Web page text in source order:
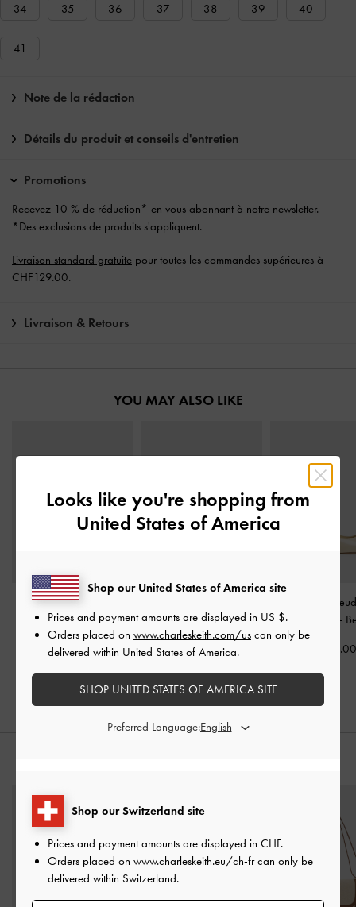
34 35 36 37 38 39 40
41
Note de la rédaction
Détails du produit et conseils d'entretien
Promotions
Recevez 10 % de réduction* en vous abonnant à notre newsletter.
*Des exclusions de produits s'appliquent.
Livraison standard gratuite pour toutes les commandes supérieures à
CHF129.00.
Livraison & Retours
YOU MAY ALSO LIKE
Escarpins slingback à
boucle-Beige
CHF65.00
suédine-Beige
CHF65.00
Escarpins à
-
Looks like you're shopping from
United States of America
Shop our Switzerland site
Prices and payment amounts are displayed in CHF.
Orders placed on www.charleskeith.eu/ch-frcan only be
delivered within Switzerland.
Shop our United States of America site
Prices and payment amounts are displayed in US $.
Orders placed on www.charleskeith.com/us can only be
delivered within United States of America.
SHOP UNITED STATES OF AMERICA SITE
Preferred Language: